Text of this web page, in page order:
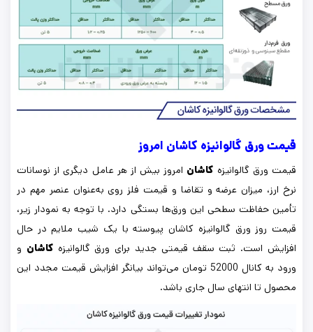
قیمت ورق گالوانیزه کاشان امروز
قیمت ورق گالوانیزه کاشان امروز بیش از هر عامل دیگری از نوسانات
نرخ ارز، میزان عرضه و تقاضا و قیمت فلز روی به‌عنوان عنصر مهم در
تأمین حفاظت سطحی این ورق‌ها بستگی دارد. با توجه به نمودار زیر،
قیمت روز ورق گالوانیزه کاشان پیوسته با یک شیب ملایم در حال
افزایش است. ثبت سقف قیمتی جدید برای ورق گالوانیزهکاشان و
ورود به کانال 52000 تومان می‌تواند بیانگر افزایش قیمت مجدد این
محصول تا انتهای سال جاری باشد.